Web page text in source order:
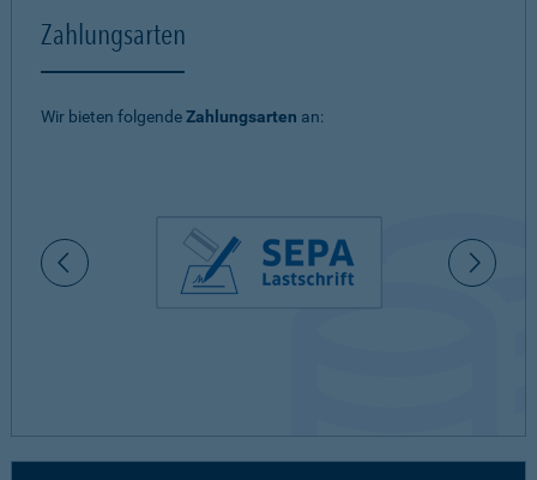
Zahlungsarten
Wir bieten folgendeZahlungsarten an: